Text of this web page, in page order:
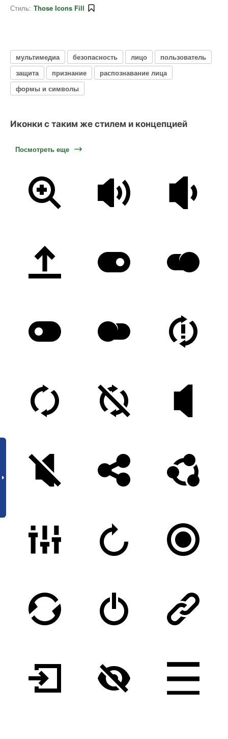
Стиль: Those Icons Fill
мультимедиа безопасность лицо
пользователь
защита
признание
распознавание лица
формы и символы
Иконки с таким же стилем и концепцией
Посмотреть еще